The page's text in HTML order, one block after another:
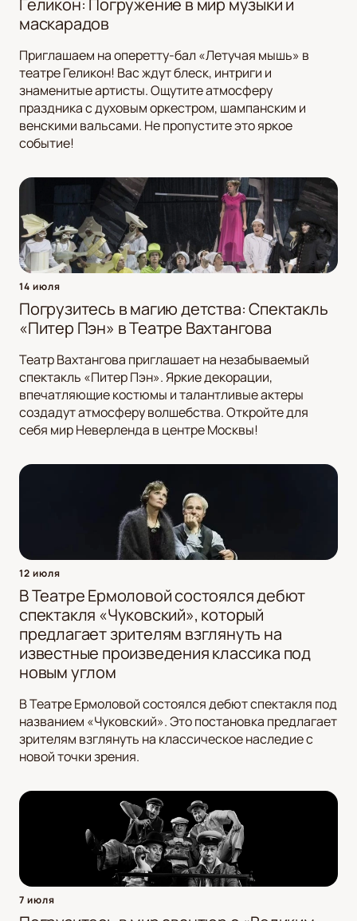
Геликон: Погружение в мир музыки и
маскарадов
Приглашаем на оперетту-бал «Летучая мышь» в
театре Геликон! Вас ждут блеск, интриги и
знаменитые артисты. Ощутите атмосферу
праздника с духовым оркестром, шампанским и
венскими вальсами. Не пропустите это яркое
событие!
14 июля
Погрузитесь в магию детства: Спектакль
«Питер Пэн» в Театре Вахтангова
Театр Вахтангова приглашает на незабываемый
спектакль «Питер Пэн». Яркие декорации,
впечатляющие костюмы и талантливые актеры
создадут атмосферу волшебства. Откройте для
себя мир Неверленда в центре Москвы!
12 июля
В Театре Ермоловой состоялся дебют
спектакля «Чуковский», который
предлагает зрителям взглянуть на
известные произведения классика под
новым углом
В Театре Ермоловой состоялся дебют спектакля под
названием «Чуковский». Это постановка предлагает
зрителям взглянуть на классическое наследие с
новой точки зрения.
7 июля